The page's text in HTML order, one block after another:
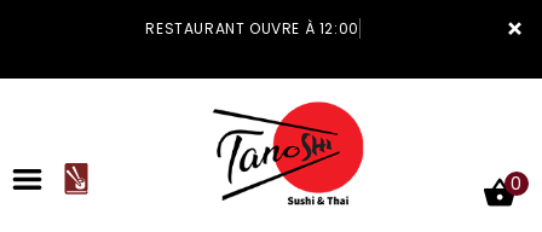
×
RESTAURANT OUVRE À 12:00
0